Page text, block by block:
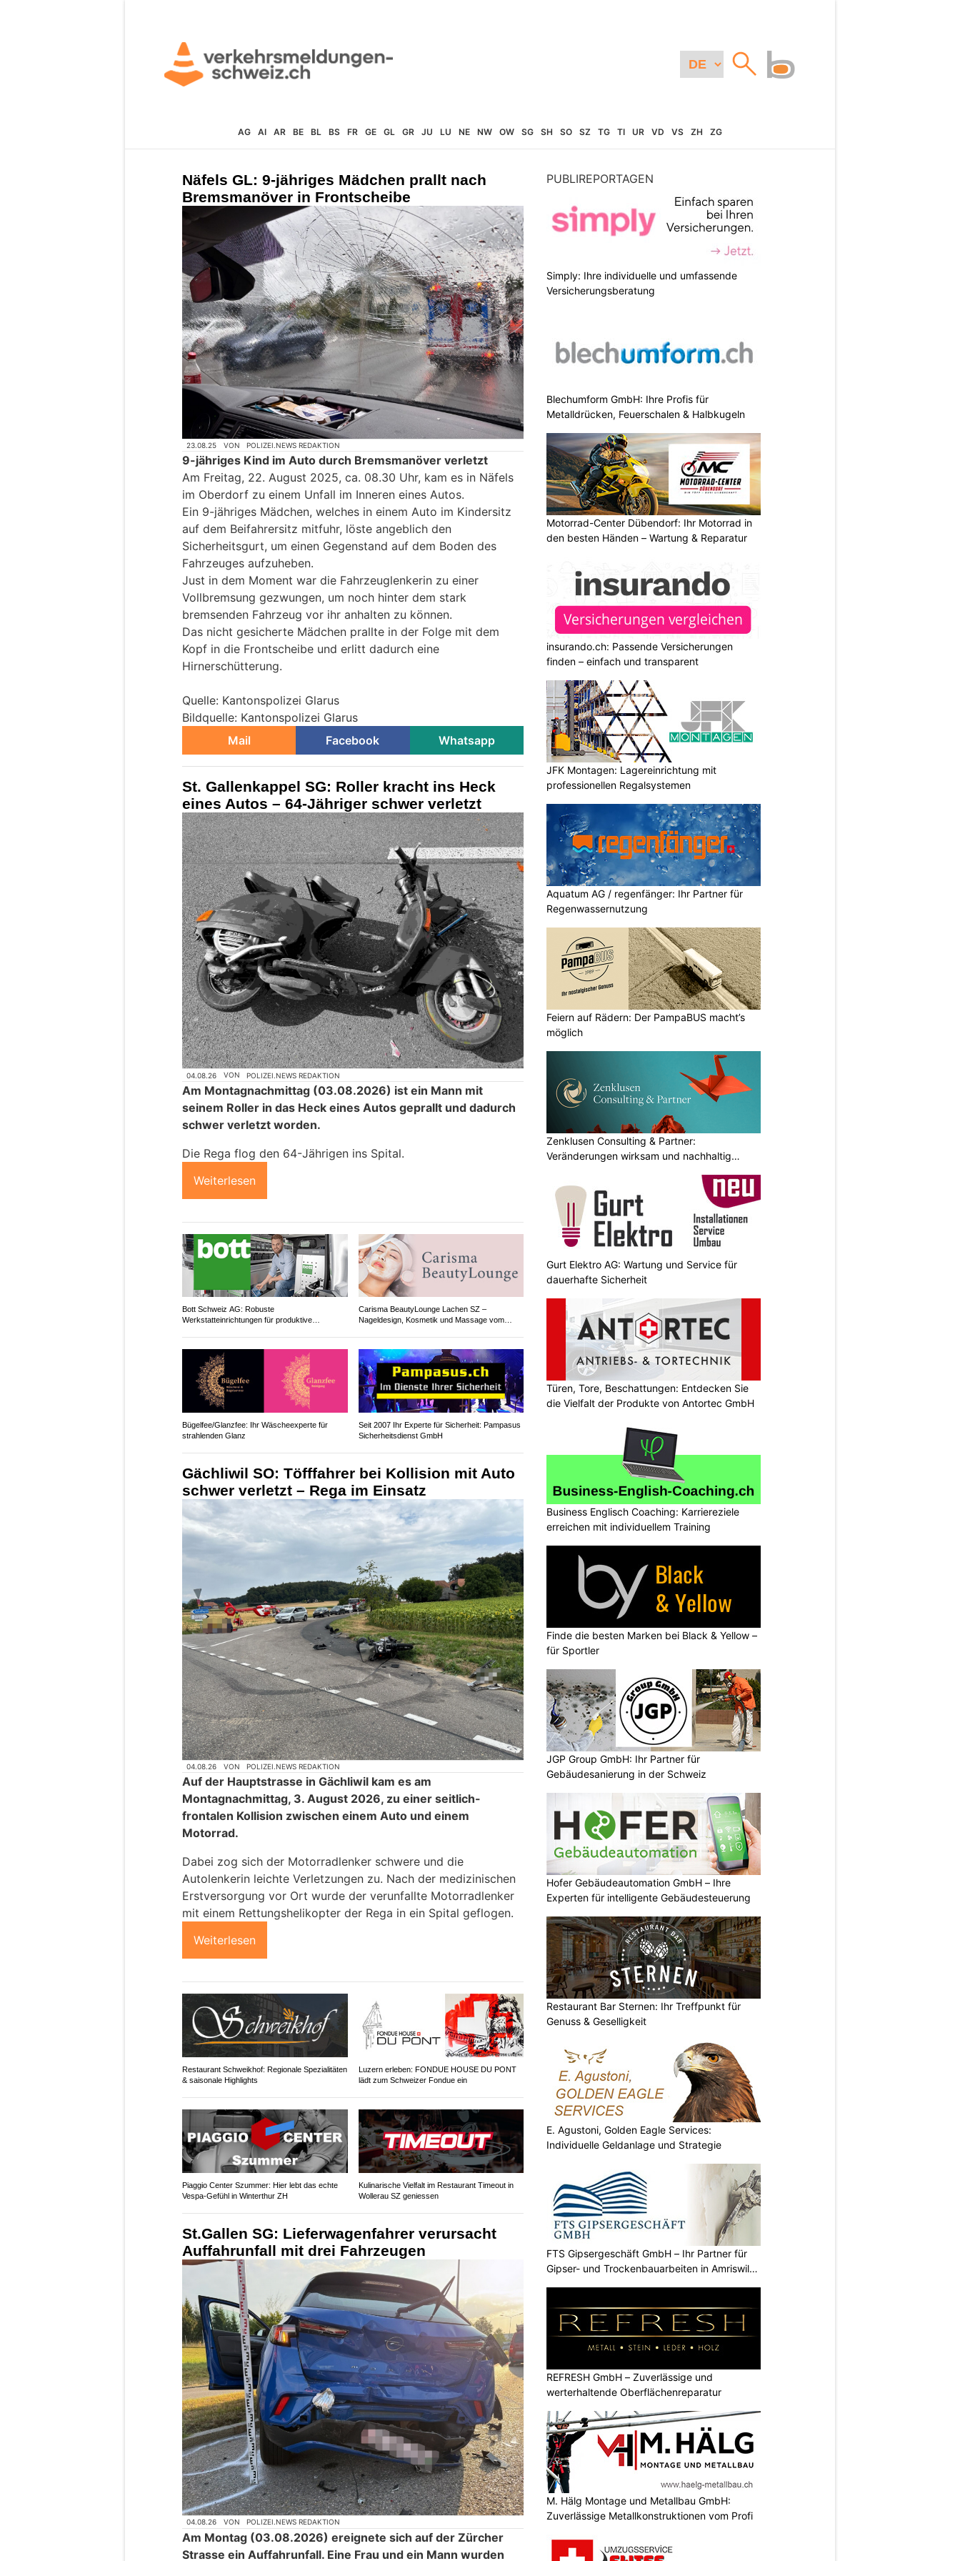
AG AI AR BE BL BS FR GE GL GR JU LU NE NW OW SG SH SO SZ TG TI UR VD VS ZH ZG
Näfels GL: 9-jähriges Mädchen prallt nach
Bremsmanöver in Frontscheibe
23.08.25 VON POLIZEI.NEWS REDAKTION
9-jähriges Kind im Auto durch Bremsmanöver verletzt
Am Freitag, 22. August 2025, ca. 08.30 Uhr, kam es in Näfels
im Oberdorf zu einem Unfall im Inneren eines Autos.
Ein 9-jähriges Mädchen, welches in einem Auto im Kindersitz
auf dem Beifahrersitz mitfuhr, löste angeblich den
Sicherheitsgurt, um einen Gegenstand auf dem Boden des
Fahrzeuges aufzuheben.
Just in dem Moment war die Fahrzeuglenkerin zu einer
Vollbremsung gezwungen, um noch hinter dem stark
bremsenden Fahrzeug vor ihr anhalten zu können.
Das nicht gesicherte Mädchen prallte in der Folge mit dem
Kopf in die Frontscheibe und erlitt dadurch eine
Hirnerschütterung.
Quelle: Kantonspolizei Glarus
Bildquelle: Kantonspolizei Glarus
Mail
Facebook Whatsapp
St. Gallenkappel SG: Roller kracht ins Heck
eines Autos – 64-Jähriger schwer verletzt
04.08.26 VON POLIZEI.NEWS REDAKTION
Am Montagnachmittag (03.08.2026) ist ein Mann mit
seinem Roller in das Heck eines Autos geprallt und dadurch
schwer verletzt worden.
Die Rega flog den 64-Jährigen ins Spital.
Weiterlesen
Bott Schweiz AG: Robuste
Werkstatteinrichtungen für produktive
Carisma BeautyLounge Lachen SZ –
Nageldesign, Kosmetik und Massage vom
Bügelfee/Glanzfee: Ihr Wäscheexperte für
strahlenden Glanz
Seit 2007 Ihr Experte für Sicherheit: Pampasus
Sicherheitsdienst GmbH
Gächliwil SO: Töfffahrer bei Kollision mit Auto
schwer verletzt – Rega im Einsatz
04.08.26 VON POLIZEI.NEWS REDAKTION
Auf der Hauptstrasse in Gächliwil kam es am
Montagnachmittag, 3. August 2026, zu einer seitlich-
frontalen Kollision zwischen einem Auto und einem
Motorrad.
Dabei zog sich der Motorradlenker schwere und die
Autolenkerin leichte Verletzungen zu. Nach der medizinischen
Erstversorgung vor Ort wurde der verunfallte Motorradlenker
mit einem Rettungshelikopter der Rega in ein Spital geflogen.
Weiterlesen
Restaurant Schweikhof: Regionale Spezialitäten
& saisonale Highlights
Luzern erleben: FONDUE HOUSE DU PONT
lädt zum Schweizer Fondue ein
Piaggio Center Szummer: Hier lebt das echte
Vespa-Gefühl in Winterthur ZH
Kulinarische Vielfalt im Restaurant Timeout in
Wollerau SZ geniessen
St.Gallen SG: Lieferwagenfahrer verursacht
Auffahrunfall mit drei Fahrzeugen
04.08.26 VON POLIZEI.NEWS REDAKTION
Am Montag (03.08.2026) ereignete sich auf der Zürcher
Strasse ein Auffahrunfall. Eine Frau und ein Mann wurden
PUBLIREPORTAGEN
Simply: Ihre individuelle und umfassende
Versicherungsberatung
Blechumform GmbH: Ihre Profis für
Metalldrücken, Feuerschalen & Halbkugeln
Motorrad-Center Dübendorf: Ihr Motorrad in
den besten Händen – Wartung & Reparatur
insurando.ch: Passende Versicherungen
finden – einfach und transparent
JFK Montagen: Lagereinrichtung mit
professionellen Regalsystemen
Aquatum AG / regenfänger: Ihr Partner für
Regenwassernutzung
Feiern auf Rädern: Der PampaBUS macht’s
möglich
Zenklusen Consulting & Partner:
Veränderungen wirksam und nachhaltig
Gurt Elektro AG: Wartung und Service für
dauerhafte Sicherheit
Türen, Tore, Beschattungen: Entdecken Sie
die Vielfalt der Produkte von Antortec GmbH
Business Englisch Coaching: Karriereziele
erreichen mit individuellem Training
Finde die besten Marken bei Black & Yellow –
für Sportler
JGP Group GmbH: Ihr Partner für
Gebäudesanierung in der Schweiz
Hofer Gebäudeautomation GmbH – Ihre
Experten für intelligente Gebäudesteuerung
Restaurant Bar Sternen: Ihr Treffpunkt für
Genuss & Geselligkeit
E. Agustoni, Golden Eagle Services:
Individuelle Geldanlage und Strategie
FTS Gipsergeschäft GmbH – Ihr Partner für
Gipser- und Trockenbauarbeiten in Amriswil
REFRESH GmbH – Zuverlässige und
werterhaltende Oberflächenreparatur
M. Hälg Montage und Metallbau GmbH:
Zuverlässige Metallkonstruktionen vom Profi